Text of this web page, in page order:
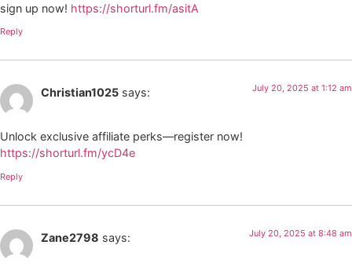
sign up now! https://shorturl.fm/asitA
Reply
Christian1025 says: July 20, 2025 at 1:12 am
Unlock exclusive affiliate perks—register now!
https://shorturl.fm/ycD4e
Reply
Zane2798 says: July 20, 2025 at 8:48 am